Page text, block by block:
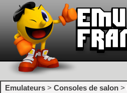
Emulateurs > Consoles de salon >